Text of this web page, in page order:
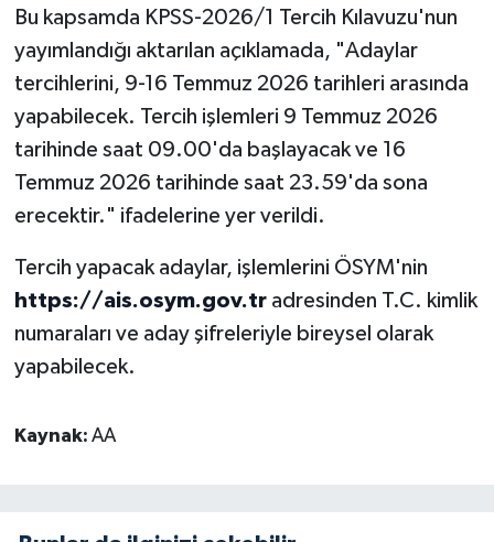
Bu kapsamda KPSS-2026/1 Tercih Kılavuzu'nun
yayımlandığı aktarılan açıklamada, "Adaylar
tercihlerini, 9-16 Temmuz 2026 tarihleri arasında
yapabilecek. Tercih işlemleri 9 Temmuz 2026
tarihinde saat 09.00'da başlayacak ve 16
Temmuz 2026 tarihinde saat 23.59'da sona
erecektir." ifadelerine yer verildi.
Tercih yapacak adaylar, işlemlerini ÖSYM'nin
https://ais.osym.gov.tradresinden T.C. kimlik
numaraları ve aday şifreleriyle bireysel olarak
yapabilecek.
Kaynak: AA